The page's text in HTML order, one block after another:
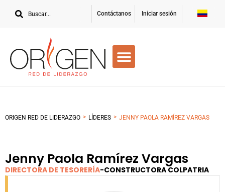
Contáctanos Iniciar sesión
ORIGEN RED DE LIDERAZGO > LÍDERES > JENNY PAOLA RAMÍREZ VARGAS
Jenny Paola Ramírez Vargas
DIRECTORA DE TESORERÍA-CONSTRUCTORA COLPATRIA